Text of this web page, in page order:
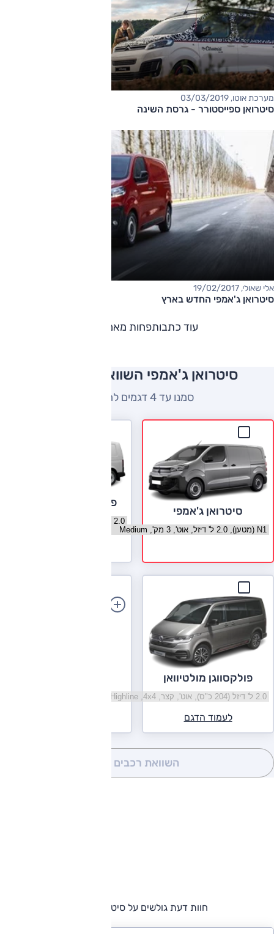
מערכת אוטו, 03/03/2019
סיטרואן ספייסטורר - גרסת השינה
אלי שאולי, 19/02/2017
סיטרואן ג'אמפי החדש בארץ
עוד כתבותפחות מאמרים
סיטרואן ג'אמפי השוואה למתחרים
סמנו עד 4 דגמים להשוואה
סיטרואן ג'אמפי
בחר גרסה סיטרואן ג'אמפי
פולקסווגן טרנספורטר
בחר גרסה פולקסווגן
פולקסווגן מולטיוואן
בחר גרסה פולקסווגן מולטיוואן
לעמוד הדגם
השוואת רכבים
חוות דעת גולשים על סיטרואן ג'אמפי